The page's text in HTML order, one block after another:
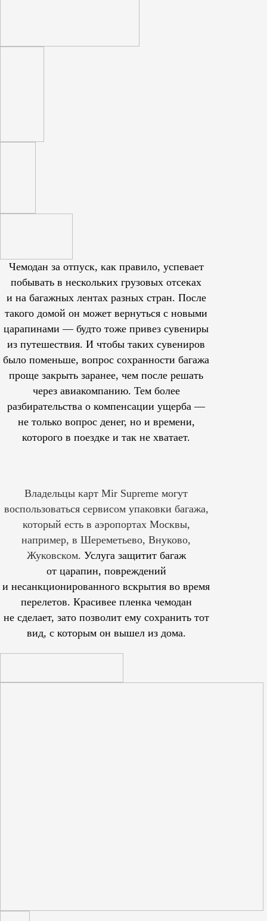
Чемодан за отпуск, как правило, успевает
побывать в нескольких грузовых отсеках
и на багажных лентах разных стран. После
такого домой он может вернуться с новыми
царапинами — будто тоже привез сувениры
из путешествия. И чтобы таких сувениров
было поменьше, вопрос сохранности багажа
проще закрыть заранее, чем после решать
через авиакомпанию. Тем более
разбирательства о компенсации ущерба —
не только вопрос денег, но и времени,
которого в поездке и так не хватает.
Владельцы карт Mir Supreme могут
воспользоваться сервисом упаковки багажа,
который есть в аэропортах Москвы,
например, в Шереметьево, Внуково,
Жуковском. Услуга защитит багаж
от царапин, повреждений
и несанкционированного вскрытия во время
перелетов. Красивее пленка чемодан
не сделает, зато позволит ему сохранить тот
вид, с которым он вышел из дома.